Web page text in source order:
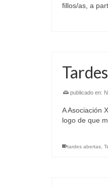
fillos/as, a
publicado en:
A Asociación
logo de que
tardes abertas